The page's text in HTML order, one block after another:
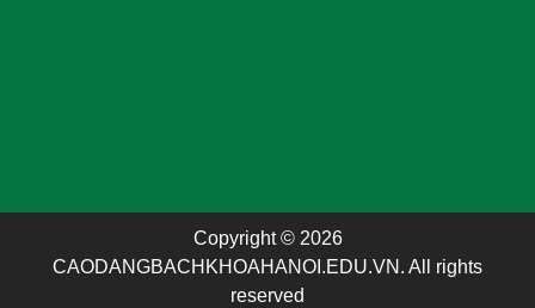
Copyright © 2026
CAODANGBACHKHOAHANOI.EDU.VN. All rights
reserved